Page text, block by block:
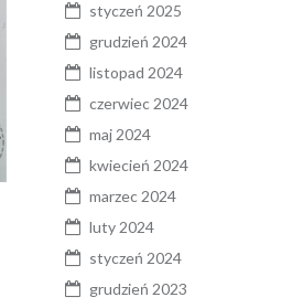
styczeń 2025
grudzień 2024
listopad 2024
czerwiec 2024
maj 2024
kwiecień 2024
marzec 2024
luty 2024
styczeń 2024
grudzień 2023